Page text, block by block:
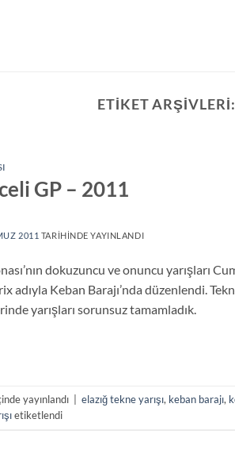
ETIKET ARŞIVLERI:
GP – 2011
2011 TARIHINDE YAYINLANDI
dokuzuncu ve onuncu yarışları
adıyla Keban Barajı’nda düzenlendi.
yarışları sorunsuz tamamladık.
yayınlandı elazığ tekne yarışı, keban barajı,
etiketlendi